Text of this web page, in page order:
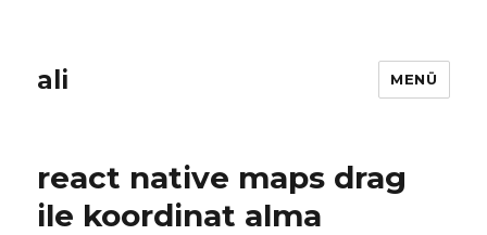
ali MENÜ
react native maps drag
ile koordinat alma